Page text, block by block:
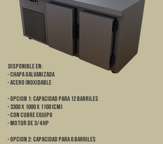
DISPONIBLE EN:
- Chapa galvanizada
- Acero Inoxidable
- OPCION 1: CAPACIDAD PARA 12 BARRILES
- 3300 x 1000 x 1100 (cm)
- Con cubre equipo
- Motor de 3/4 HP
- OPCION 2: CAPACIDAD PARA 6 BARRILES